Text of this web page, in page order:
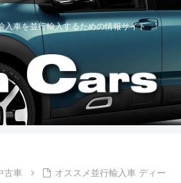
入車を並行輸入するための情報サイト
古車
オススメ並行輸入車 ディー